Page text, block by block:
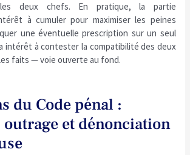
deux chefs. En pratique, la partie
à cumuler pour maximiser les peines
une éventuelle prescription sur un seul
intérêt à contester la compatibilité des deux
faits — voie ouverte au fond.
du Code pénal :
outrage et dénonciation